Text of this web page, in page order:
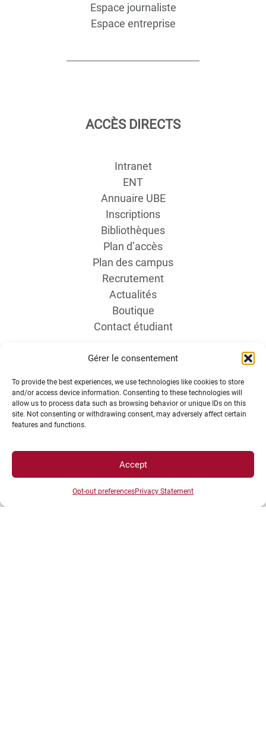
Gérer le consentement
To provide the best experiences, we use technologies like cookies to store
and/or access device information. Consenting to these technologies will
allow us to process data such as browsing behavior or unique IDs on this
site. Not consenting or withdrawing consent, may adversely affect certain
features and functions.
Accept
Opt-out preferencesPrivacy Statement
Espace journaliste
Espace entreprise
ACCÈS DIRECTS
Intranet
ENT
Annuaire UBE
Inscriptions
Bibliothèques
Plan d’accès
Plan des campus
Recrutement
Actualités
Boutique
Contact étudiant
INFORMATIONS LÉGALES
Plan d’accès des campus
Mentions légales